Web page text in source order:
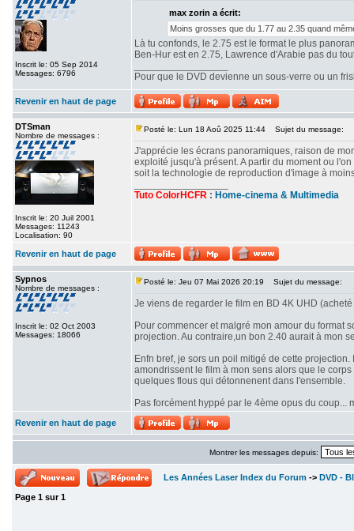
Inscrit le: 05 Sep 2014
Messages: 6796
max zorin a écrit:
Moins grosses que du 1.77 au 2.35 quand
Là tu confonds, le 2.75 est le format le plus
Ben-Hur est en 2.75, Lawrence d'Arabie pas du
Pour que le DVD devienne un sous-verre ou un
Revenir en haut de page
DTSman
Nombre de messages :
Inscrit le: 20 Juil 2001
Messages: 11243
Localisation: 90
Posté le: Lun 18 Aoû 2025 11:44 Sujet du message:
J'apprécie les écrans panoramiques, raison de
exploité jusqu'à présent. A partir du moment ou
soit la technologie de reproduction d'image à
Tuto ColorHCFR : Home-cinema & Multimedia
Revenir en haut de page
Sypnos
Nombre de messages :
Inscrit le: 02 Oct 2003
Messages: 18066
Posté le: Jeu 07 Mai 2026 20:19 Sujet du message:
Je viens de regarder le film en BD 4K UHD
Pour commencer et malgré mon amour du format
projection. Au contraire,un bon 2.40 aurait à mon
Enfn bref, je sors un poil mitigé de cette
amondrissent le film à mon sens alors que le
quelques flous qui détonnenent dans l'ensemble.
Pas forcément hyppé par le 4ème opus du
Revenir en haut de page
Montrer les messages depuis:
Les Années Laser Index du Forum -> DVD -
Page 1 sur1